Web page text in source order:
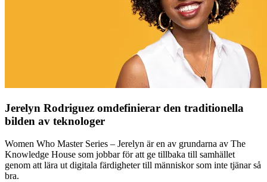
Jerelyn Rodriguez omdefinierar den traditionella
bilden av teknologer
Women Who Master Series – Jerelyn är en av grundarna av The
Knowledge House som jobbar för att ge tillbaka till samhället
genom att lära ut digitala färdigheter till människor som inte tjänar så
bra.